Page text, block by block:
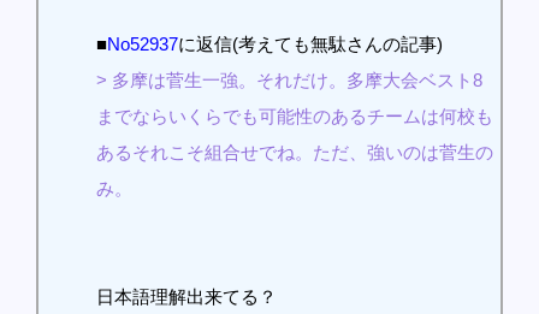
■No52937に返信(考えても無駄さんの記事)
> 多摩は菅生一強。それだけ。多摩大会ベスト8
までならいくらでも可能性のあるチームは何校も
あるそれこそ組合せでね。ただ、強いのは菅生の
み。
日本語理解出来てる？